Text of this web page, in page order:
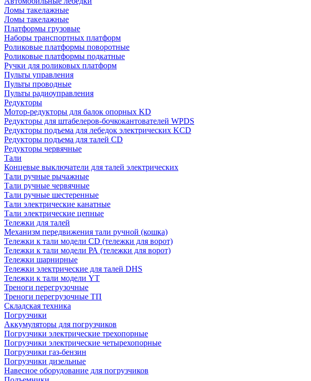
Ломы такелажные
Ломы такелажные
Платформы грузовые
Наборы транспортных платформ
Роликовые платформы поворотные
Роликовые платформы подкатные
Ручки для роликовых платформ
Пульты управления
Пульты проводные
Пульты радиоуправления
Редукторы
Мотор-редукторы для балок опорных KD
Редукторы для штабелеров-бочкокантователей WPDS
Редукторы подъема для лебедок электрических KCD
Редукторы подъема для талей CD
Редукторы червячные
Тали
Концевые выключатели для талей электрических
Тали ручные рычажные
Тали ручные червячные
Тали ручные шестеренные
Тали электрические канатные
Тали электрические цепные
Тележки для талей
Механизм передвижения тали ручной (кошка)
Тележки к тали модели CD (тележки для ворот)
Тележки к тали модели РА (тележки для ворот)
Тележки шарнирные
Тележки электрические для талей DHS
Тележки к тали модели YT
Треноги перегрузочные
Треноги перегрузочные ТП
Складская техника
Погрузчики
Аккумуляторы для погрузчиков
Погрузчики электрические трехопорные
Погрузчики электрические четырехопорные
Погрузчики газ-бензин
Погрузчики дизельные
Навесное оборудование для погрузчиков